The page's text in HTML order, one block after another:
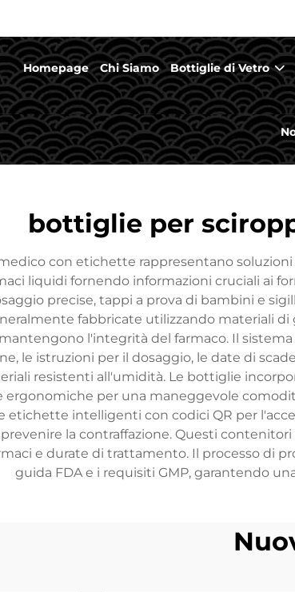
Homepage Chi Siamo Bottiglie di Vetro
bottiglie per
con etichette rappresentano
liquidi fornendo informazioni cruciali ai
precise, tappi a prova di bambini e
fabbricate utilizzando materiali
l'integrità del farmaco. Il
le istruzioni per il dosaggio, le date di
resistenti all'umidità. Le bottiglie
ergonomiche per una maneggevole
etichette intelligenti con codici QR per
la contraffazione. Questi
e durate di trattamento. Il processo di
guida FDA e i requisiti GMP, garantendo